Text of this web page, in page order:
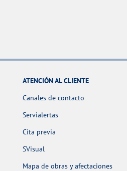
ATENCIÓN AL CLIENTE
Canales de contacto
Servialertas
Cita previa
SVisual
Mapa de obras y afectaciones